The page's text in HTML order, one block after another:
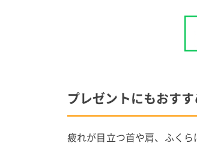
プレゼントにもおす
疲れが目立つ首や肩、ふく